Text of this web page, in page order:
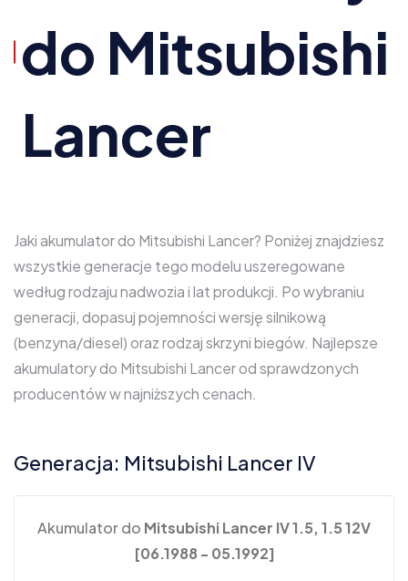
do Mitsubishi
Lancer
Jaki akumulator do Mitsubishi Lancer? Poniżej znajdziesz
wszystkie generacje tego modelu uszeregowane
według rodzaju nadwozia i lat produkcji. Po wybraniu
generacji, dopasuj pojemności wersję silnikową
(benzyna/diesel) oraz rodzaj skrzyni biegów. Najlepsze
akumulatory do Mitsubishi Lancer od sprawdzonych
producentów w najniższych cenach.
Generacja: Mitsubishi Lancer IV
Akumulator do Mitsubishi Lancer IV 1.5, 1.5 12V
[06.1988 - 05.1992]